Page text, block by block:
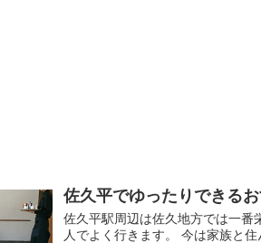
佐久平でゆったりできる
佐久平駅周辺は佐久地方では一番
人でよく行きます。 今は家族と